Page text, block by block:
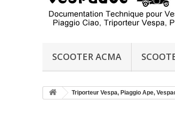
SCOOTER ACMA
Triporteur Vespa, Piaggio Ape,